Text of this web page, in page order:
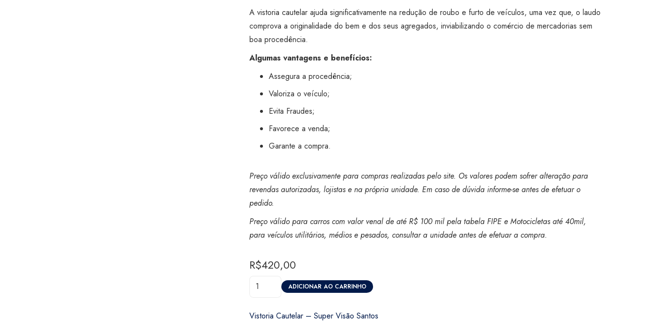
A vistoria cautelar ajuda significativamente na redução de roubo e furto de veículos, uma vez que, o laudo
comprova a originalidade do bem e dos seus agregados, inviabilizando o comércio de mercadorias sem
boa procedência.
Algumas vantagens e benefícios:
Assegura a procedência;
Valoriza o veículo;
Evita Fraudes;
Favorece a venda;
Garante a compra.
Preço válido exclusivamente para compras realizadas pelo site. Os valores podem sofrer alteração para
revendas autorizadas, lojistas e na própria unidade. Em caso de dúvida informe-se antes de efetuar o
pedido.
Preço válido para carros com valor venal de até R$ 100 mil pela tabela FIPE e Motocicletas até 40mil,
para veículos utilitários, médios e pesados, consultar a unidade antes de efetuar a compra.
R$420,00
Vistoria
ADICIONAR AO CARRINHO
Vistoria Cautelar – Super Visão Santos